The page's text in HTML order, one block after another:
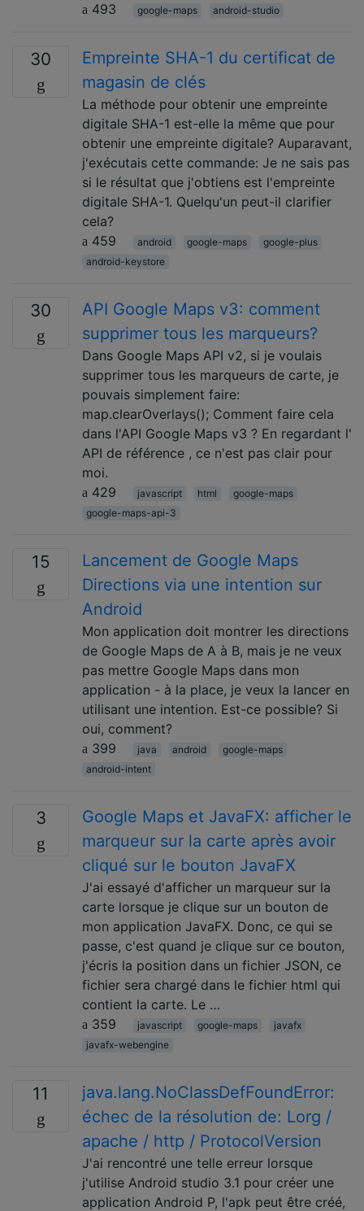
493
google-maps android-studio
30
Empreinte SHA-1 du certificat de
magasin de clés
La méthode pour obtenir une empreinte
digitale SHA-1 est-elle la même que pour
obtenir une empreinte digitale? Auparavant,
j'exécutais cette commande: Je ne sais pas
si le résultat que j'obtiens est l'empreinte
digitale SHA-1. Quelqu'un peut-il clarifier
cela?
459
android google-maps
google-plus
android-keystore
30
API Google Maps v3: comment
supprimer tous les marqueurs?
Dans Google Maps API v2, si je voulais
supprimer tous les marqueurs de carte, je
pouvais simplement faire:
map.clearOverlays(); Comment faire cela
dans l'API Google Maps v3 ? En regardant l'
API de référence , ce n'est pas clair pour
moi.
429
javascript html
google-maps
google-maps-api-3
15
Lancement de Google Maps
Directions via une intention sur
Android
Mon application doit montrer les directions
de Google Maps de A à B, mais je ne veux
pas mettre Google Maps dans mon
application - à la place, je veux la lancer en
utilisant une intention. Est-ce possible? Si
oui, comment?
399
java android
google-maps
android-intent
3
Google Maps et JavaFX: afficher le
marqueur sur la carte après avoir
cliqué sur le bouton JavaFX
J'ai essayé d'afficher un marqueur sur la
carte lorsque je clique sur un bouton de
mon application JavaFX. Donc, ce qui se
passe, c'est quand je clique sur ce bouton,
j'écris la position dans un fichier JSON, ce
fichier sera chargé dans le fichier html qui
contient la carte. Le …
359
javascript google-maps
javafx
javafx-webengine
11
java.lang.NoClassDefFoundError:
échec de la résolution de: Lorg /
apache / http / ProtocolVersion
J'ai rencontré une telle erreur lorsque
j'utilise Android studio 3.1 pour créer une
application Android P, l'apk peut être créé,